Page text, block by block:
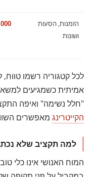
הזמנות, הסעות
ושונות
לכל קטגוריה רשמו
אמיתית כשמגיעים למשא
"חלל נשימה" ואיפה
הקייטרינג מאפשרים
למה תקציב שלא
המוח האנושי אינו כלי